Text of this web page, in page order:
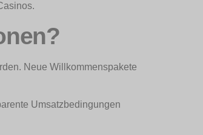
Neue Willkommenspakete
Umsatzbedingungen